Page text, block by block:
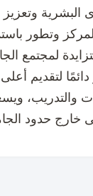
البشرية
وتطور
لمجتمع
لتقديم
والتدريب،
خارج حدود